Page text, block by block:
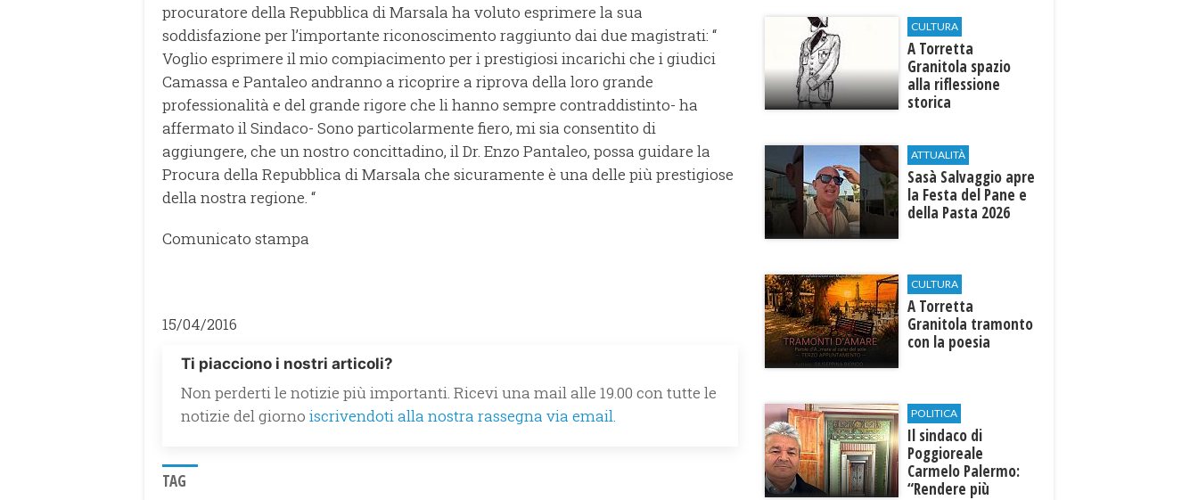
procuratore della Repubblica di Marsala ha voluto esprimere la sua
soddisfazione per l’importante riconoscimento raggiunto dai due magistrati: “
Voglio esprimere il mio compiacimento per i prestigiosi incarichi che i giudici
Camassa e Pantaleo andranno a ricoprire a riprova della loro grande
professionalità e del grande rigore che li hanno sempre contraddistinto- ha
affermato il Sindaco- Sono particolarmente fiero, mi sia consentito di
aggiungere, che un nostro concittadino, il Dr. Enzo Pantaleo, possa guidare la
Procura della Repubblica di Marsala che sicuramente è una delle più prestigiose
della nostra regione. “
Comunicato stampa
15/04/2016
Ti piacciono i nostri articoli?
Non perderti le notizie più importanti. Ricevi una mail alle 19.00 con tutte le
notizie del giorno iscrivendoti alla nostra rassegna via email.
TAG
CULTURA
​A Torretta
Granitola spazio
alla riflessione
storica
ATTUALITÀ
Sasà Salvaggio apre
la Festa del Pane e
della Pasta 2026
CULTURA
​A Torretta
Granitola tramonto
con la poesia
POLITICA
Il sindaco di
Poggioreale
Carmelo Palermo:
“Rendere più